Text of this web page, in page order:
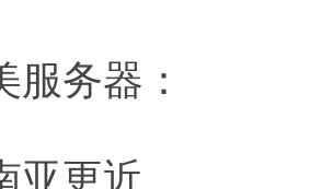
服务器：
亚更近